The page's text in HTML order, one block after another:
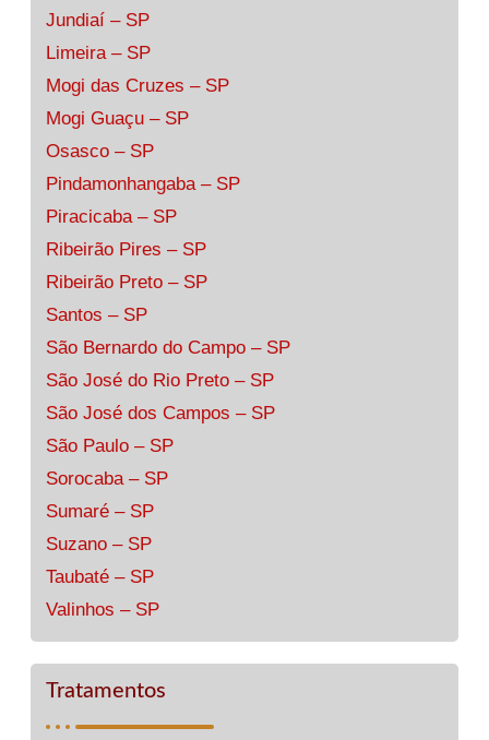
Jundiaí – SP
Limeira – SP
Mogi das Cruzes – SP
Mogi Guaçu – SP
Osasco – SP
Pindamonhangaba – SP
Piracicaba – SP
Ribeirão Pires – SP
Ribeirão Preto – SP
Santos – SP
São Bernardo do Campo – SP
São José do Rio Preto – SP
São José dos Campos – SP
São Paulo – SP
Sorocaba – SP
Sumaré – SP
Suzano – SP
Taubaté – SP
Valinhos – SP
Tratamentos